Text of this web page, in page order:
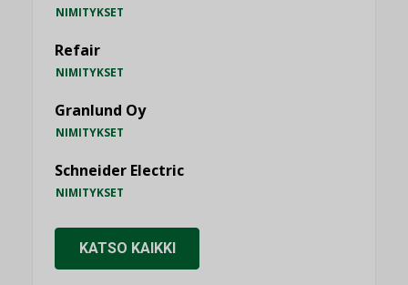
NIMITYKSET
Refair
NIMITYKSET
Granlund Oy
NIMITYKSET
Schneider Electric
NIMITYKSET
KATSO KAIKKI